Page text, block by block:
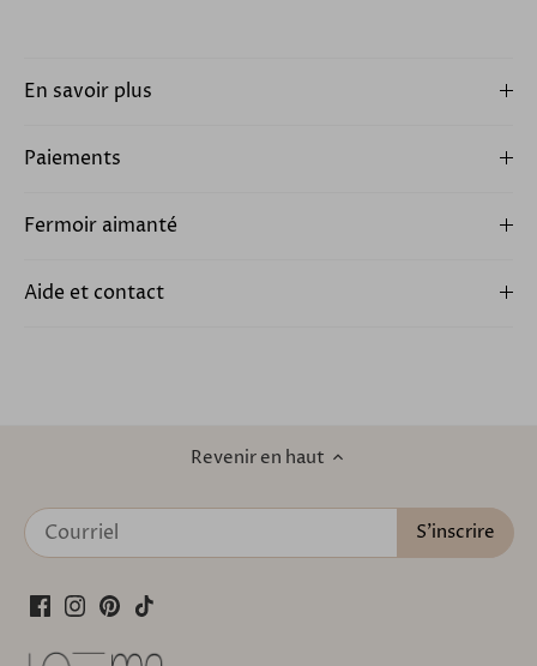
En savoir plus
Paiements
Fermoir aimanté
Aide et contact
Revenir en haut